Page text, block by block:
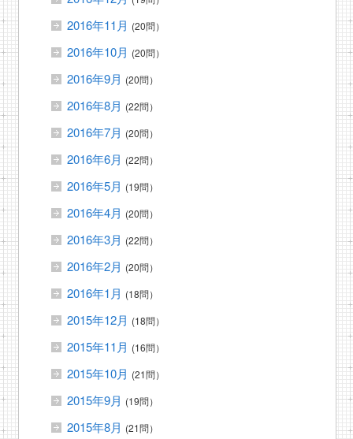
2016年11月 (20問）
2016年10月 (20問）
2016年9月 (20問）
2016年8月 (22問）
2016年7月 (20問）
2016年6月 (22問）
2016年5月 (19問）
2016年4月 (20問）
2016年3月 (22問）
2016年2月 (20問）
2016年1月 (18問）
2015年12月 (18問）
2015年11月 (16問）
2015年10月 (21問）
2015年9月 (19問）
2015年8月 (21問）